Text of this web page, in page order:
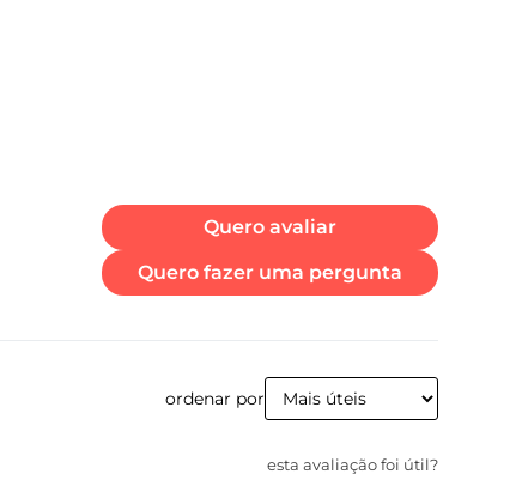
Quero avaliar
Quero fazer uma pergunta
ordenar por
esta avaliação foi útil?